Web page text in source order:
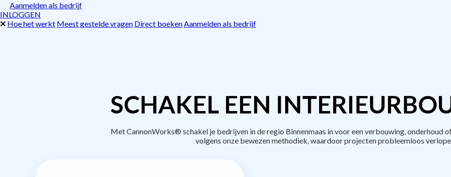
Aanmelden als bedrijf
INLOGGEN
Hoe het werkt Meest gestelde vragen Direct boekenAanmelden als bedrijf
SCHAKEL EEN
Met CannonWorks® schakel je bedrijven in de regio Binnenmaas in voor een verbouwing, onderhoud
volgens onze bewezen methodiek, waardoor projecten probleemloos